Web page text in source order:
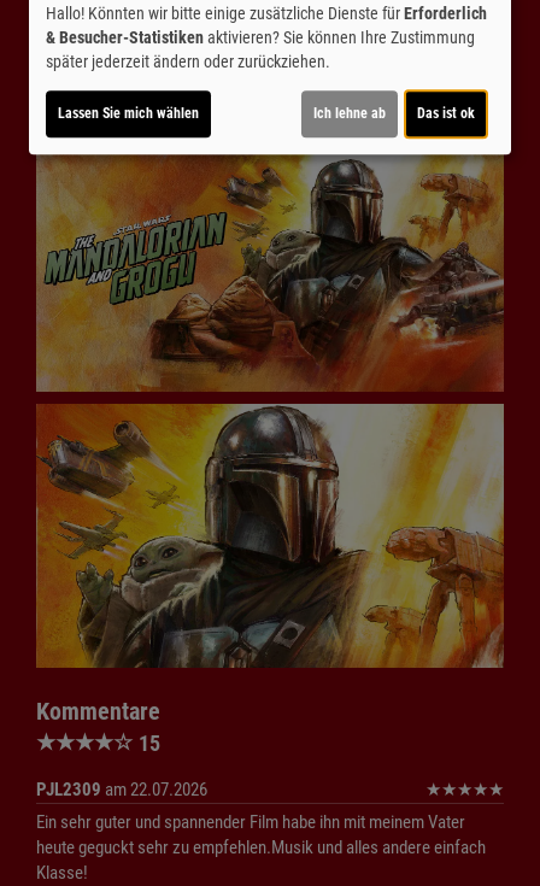
Kommentare
★★★★☆ 15
PJL2309 am 22.07.2026 ★★★★★
Ein sehr guter und spannender Film habe ihn mit meinem Vater
heute geguckt sehr zu empfehlen.Musik und alles andere einfach
Klasse!
Hallo! Könnten wir bitte einige zusätzliche Dienste fürErforderlich
& Besucher-Statistikenaktivieren? Sie können Ihre Zustimmung
später jederzeit ändern oder zurückziehen.
Lassen Sie mich wählen Ich lehne ab Das ist ok